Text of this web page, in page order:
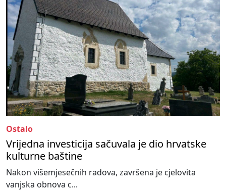
Ostalo
Vrijedna investicija sačuvala je dio hrvatske
kulturne baštine
Nakon višemjesečnih radova, završena je cjelovita
vanjska obnova c...